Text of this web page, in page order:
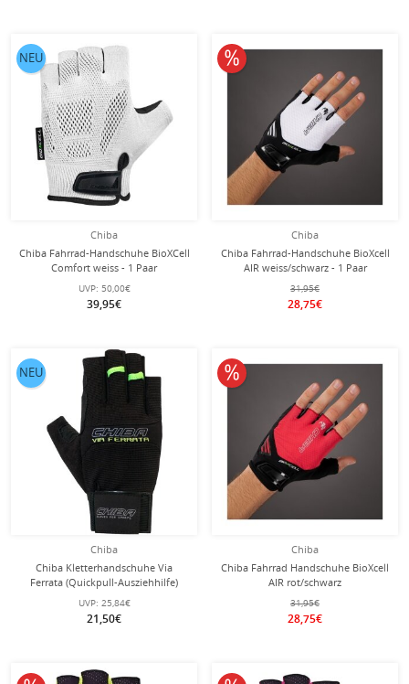
Chiba
Chiba Fahrrad-Handschuhe BioXCell
Comfort weiss - 1 Paar
UVP: 50,00€
39,95€
NEU
Chiba
Chiba Fahrrad-Handschuhe BioXcell
AIR weiss/schwarz - 1 Paar
31,95€
28,75€
10% reduziert
Chiba
Chiba Kletterhandschuhe Via
Ferrata (Quickpull-Ausziehhilfe)
schwarz - 1 Paar
UVP: 25,84€
21,50€
NEU
Chiba
Chiba Fahrrad Handschuhe BioXcell
AIR rot/schwarz
31,95€
28,75€
10% reduziert